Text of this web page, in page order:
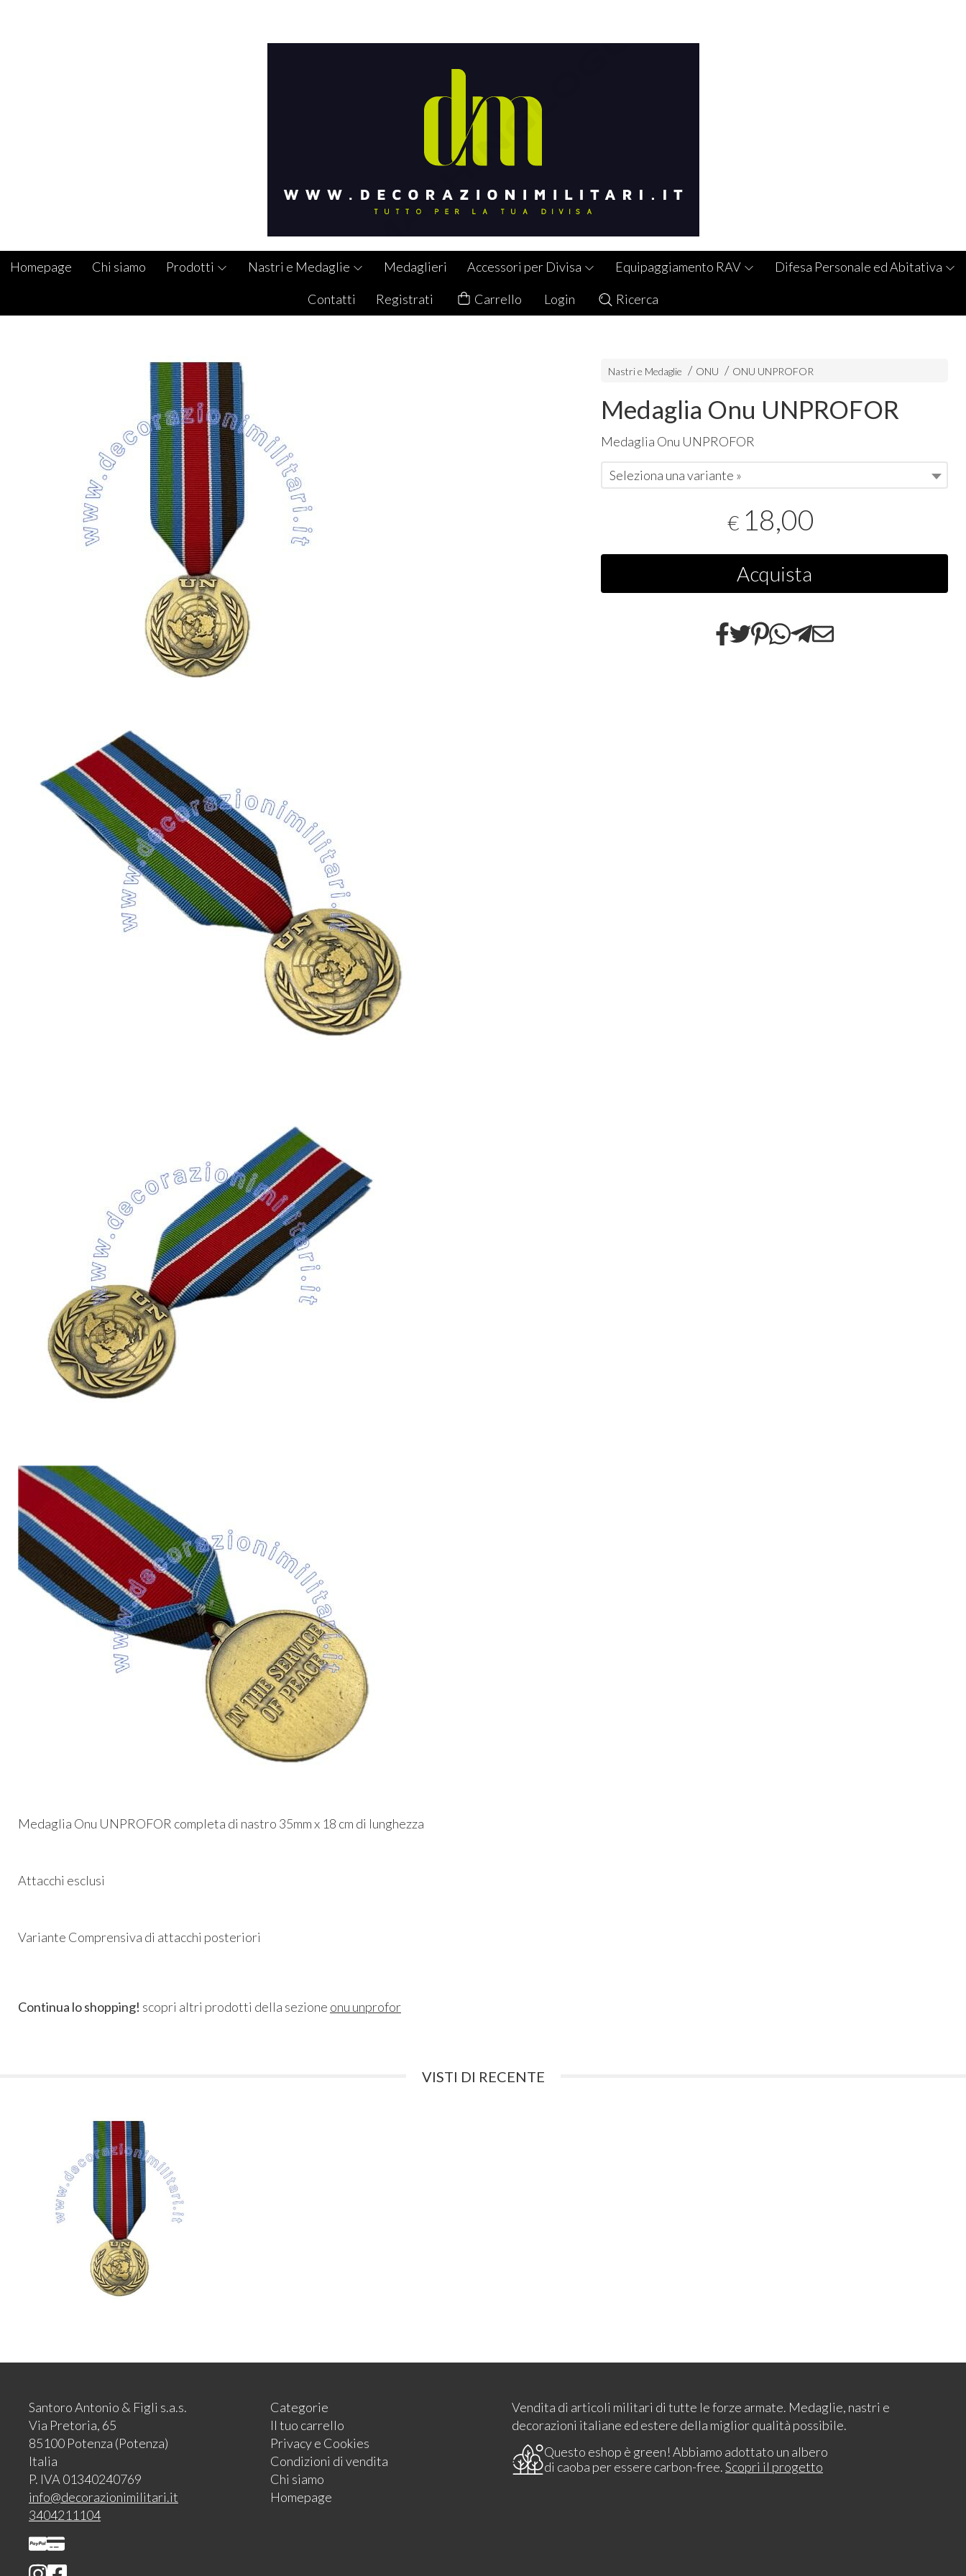
Homepage Chi siamo Prodotti Nastri e Medaglie Medaglieri Accessori per Divisa Equipaggiamento RAV Difesa Personale ed Abitativa
Contatti Registrati Carrello Login Ricerca
Medaglia Onu UNPROFOR completa di nastro 35mm x 18 cm di lunghezza
Attacchi esclusi
Variante Comprensiva di attacchi posteriori
Nastri e Medaglie ONU ONU UNPROFOR
Medaglia Onu UNPROFOR
Medaglia Onu UNPROFOR
Seleziona una variante »
€ 18,00
Acquista
Continua lo shopping! scopri altri prodotti della sezione onu unprofor
VISTI DI RECENTE
Santoro Antonio & Figli s.a.s.
Via Pretoria, 65
85100 Potenza (Potenza)
Italia
P. IVA 01340240769
info@decorazionimilitari.it
3404211104
Categorie
Il tuo carrello
Privacy e Cookies
Condizioni di vendita
Chi siamo
Homepage
Vendita di articoli militari di tutte le forze armate. Medaglie, nastri e
decorazioni italiane ed estere della miglior qualità possibile.
Questo eshop è green! Abbiamo adottato un albero
di caoba per essere carbon-free.Scopri il progetto